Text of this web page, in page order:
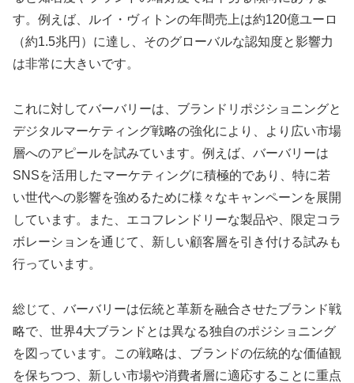
す。例えば、ルイ・ヴィトンの年間売上は約120億ユーロ
（約1.5兆円）に達し、そのグローバルな認知度と影響力
は非常に大きいです。
これに対してバーバリーは、ブランドリポジショニングと
デジタルマーケティング戦略の強化により、より広い市場
層へのアピールを試みています。例えば、バーバリーは
SNSを活用したマーケティングに積極的であり、特に若
い世代への影響を強めるために様々なキャンペーンを展開
しています。また、エコフレンドリーな製品や、限定コラ
ボレーションを通じて、新しい顧客層を引き付ける試みも
行っています。
総じて、バーバリーは伝統と革新を融合させたブランド戦
略で、世界4大ブランドとは異なる独自のポジショニング
を図っています。この戦略は、ブランドの伝統的な価値観
を保ちつつ、新しい市場や消費者層に適応することに重点